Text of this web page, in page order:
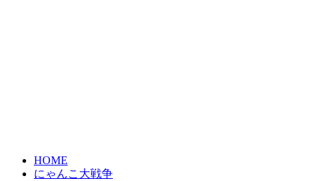
HOME
にゃんこ大戦争